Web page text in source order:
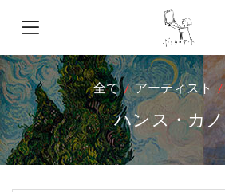
全て アーティスト
ハンス・カ